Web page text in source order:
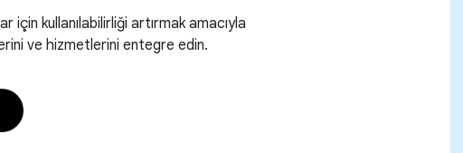
için kullanılabilirliği artırmak amacıyla
ve hizmetlerini entegre edin.